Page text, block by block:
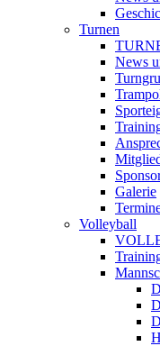
Turnen
News
Galerie
Volleyball